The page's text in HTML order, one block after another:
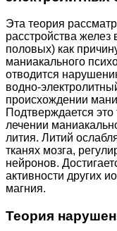
Эта теория
расстройства
половых) как
маниакального
отводится
водно-
происхождении
Подтверждается
лечении
лития. Литий
тканях мозга,
нейронов.
активности других
магния.
Теория